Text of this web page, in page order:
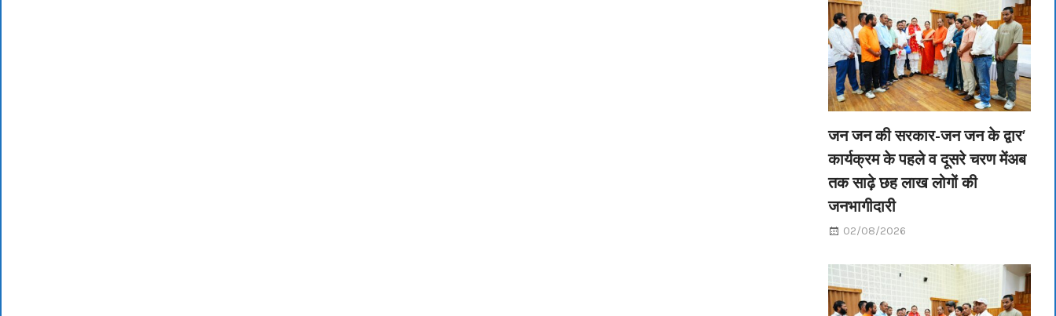
जन जन की सरकार-जन जन के द्वार’
कार्यक्रम के पहले व दूसरे चरण मेंअब
तक साढ़े छह लाख लोगों की
जनभागीदारी
02/08/2026